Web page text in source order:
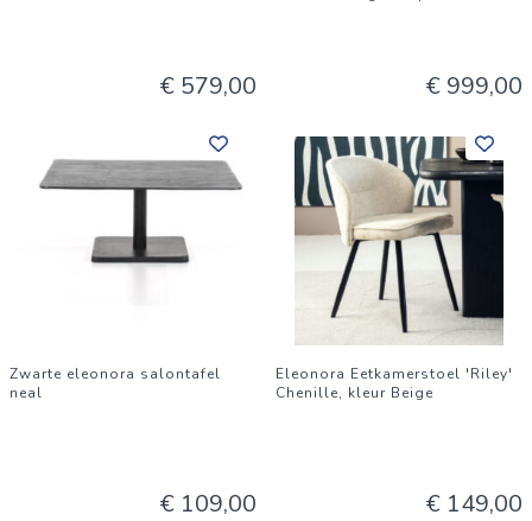
€ 579,00 € 999,00
Zwarte eleonora salontafel
neal
€ 109,00
Eleonora Eetkamerstoel 'Riley'
Chenille, kleur Beige
€ 149,00